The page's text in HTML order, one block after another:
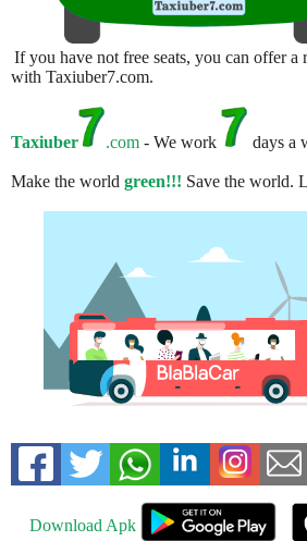
If you have not free seats, you can offer a
with Taxiuber7.com.
Taxiuber .com - We work days a
Make the world green!!! Save the world.
Download Apk